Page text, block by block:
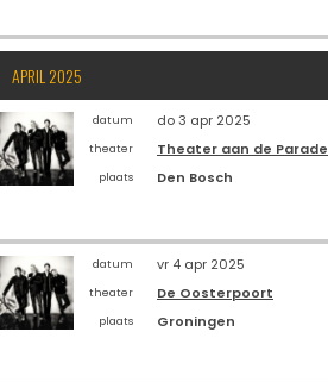
APRIL 2025
datum do 3 apr 2025
theater Theater aan de Parade
plaats
Den Bosch
datum vr 4 apr 2025
theater De Oosterpoort
plaats
Groningen